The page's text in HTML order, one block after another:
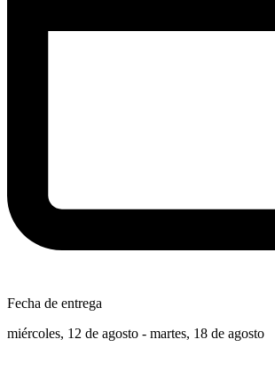
Fecha de entrega
miércoles, 12 de agosto - martes, 18 de agosto